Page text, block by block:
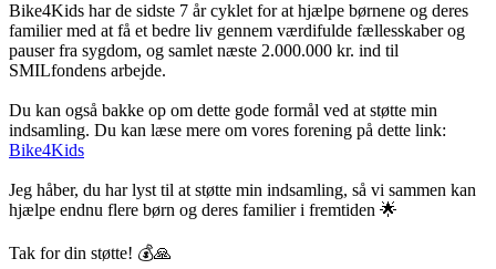
Bike4Kids har de sidste 7 år cyklet for at hjælpe børnene og deres
familier med at få et bedre liv gennem værdifulde fællesskaber og
pauser fra sygdom, og samlet næste 2.000.000 kr. ind til
SMILfondens arbejde.
Du kan også bakke op om dette gode formål ved at støtte min
indsamling. Du kan læse mere om vores forening på dette link:
Bike4Kids
Jeg håber, du har lyst til at støtte min indsamling, så vi sammen kan
hjælpe endnu flere børn og deres familier i fremtiden 🌟
Tak for din støtte! 💰🙏